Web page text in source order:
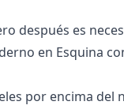
‌después es
en Esquina
por encima del